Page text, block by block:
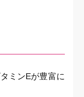
ミンEが豊富に